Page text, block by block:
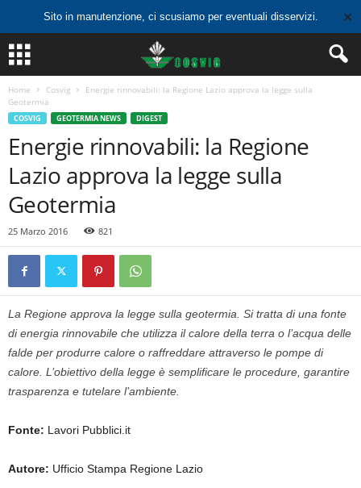
Sito in manutenzione, ci scusiamo per eventuali disservizi. ✕
Home Cosvig
Energie rinnovabili: la Regione Lazio approva la legge sulla
Geotermia
COSVIG GEOTERMIA NEWS DIGEST
Energie rinnovabili: la Regione
Lazio approva la legge sulla
Geotermia
25 Marzo 2016 821
La Regione approva la legge sulla geotermia. Si tratta di una fonte
di energia rinnovabile che utilizza il calore della terra o l’acqua delle
falde per produrre calore o raffreddare attraverso le pompe di
calore. L’obiettivo della legge è semplificare le procedure, garantire
trasparenza e tutelare l’ambiente.
Fonte: Lavori Pubblici.it
Autore: Ufficio Stampa Regione Lazio